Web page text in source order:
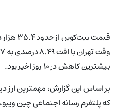
بیشترین کاهش در ۱۰ روز اخیر بود.
بر اساس این گزارش، مهمترین ارز
که پلتفرم رسانه اجتماعی چین